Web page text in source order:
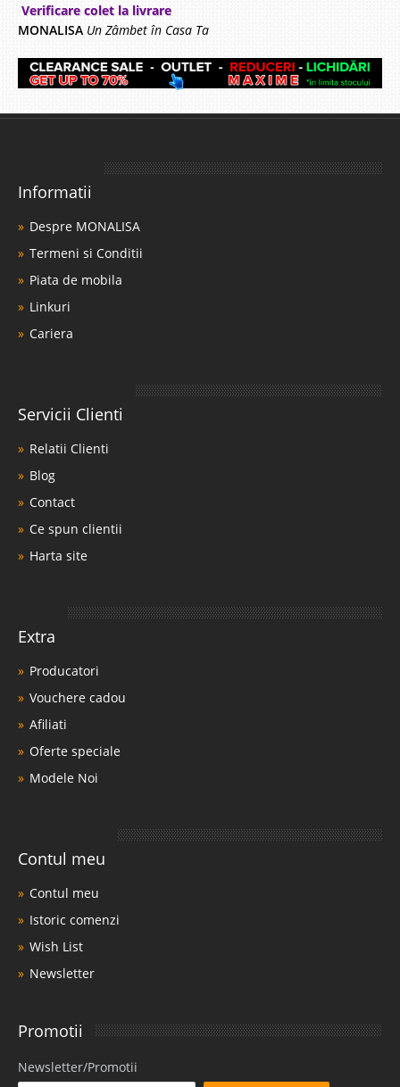
Verificare colet la livrare
MONALISA Un Zâmbet în Casa Ta
Informatii
Despre MONALISA
Termeni si Conditii
Piata de mobila
Linkuri
Cariera
Servicii Clienti
Relatii Clienti
Blog
Contact
Ce spun clientii
Harta site
Extra
Producatori
Vouchere cadou
Afiliati
Oferte speciale
Modele Noi
Contul meu
Contul meu
Istoric comenzi
Wish List
Newsletter
Promotii
Newsletter/Promotii